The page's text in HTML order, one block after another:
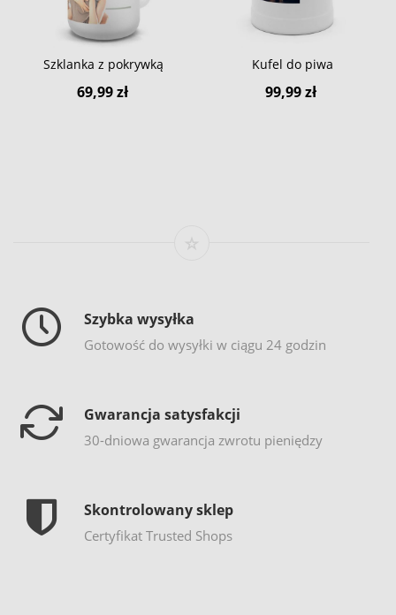
Szklanka z pokrywką
69,99 zł
Kufel do piwa
99,99 zł
Szybka wysyłka
Gotowość do wysyłki w ciągu 24 godzin
Gwarancja satysfakcji
30-dniowa gwarancja zwrotu pieniędzy
Skontrolowany sklep
Certyfikat Trusted Shops